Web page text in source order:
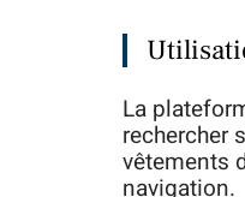
La
rechercher
vêtements
navigation.